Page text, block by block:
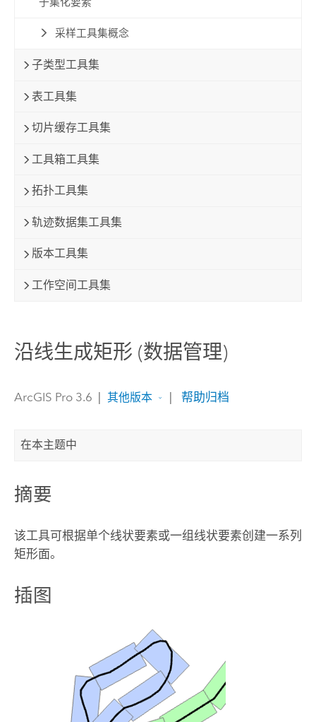
采样工具集概念
子类型工具集
表工具集
切片缓存工具集
工具箱工具集
拓扑工具集
轨迹数据集工具集
版本工具集
工作空间工具集
沿线生成矩形 (数据管理)
ArcGIS Pro 3.6 | 其他版本 | 帮助归档
在本主题中
摘要
该工具可根据单个线状要素或一组线状要素创建一系列
矩形面。
插图